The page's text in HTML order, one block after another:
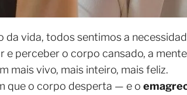
da vida, todos sentimos a
e perceber o corpo cansado, a
mais vivo, mais inteiro, mais feliz.
que o corpo desperta — e o